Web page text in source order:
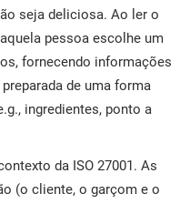
seja deliciosa. Ao ler o
pessoa escolhe um
fornecendo informações
de uma forma
ingredientes, ponto a
da ISO 27001. As
(o cliente, o garçom e o